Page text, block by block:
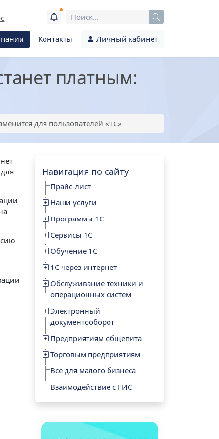
Контакты Личный кабинет
платным:
для пользователей «1С»
Навигация по сайту
Прайс-лист
Наши услуги
Программы 1С
Сервисы 1С
Обучение 1С
1С через интернет
Обслуживание техники и
операционных систем
Электронный
документооборот
Предприятиям общепита
Торговым предприятиям
Все для малого бизнеса
Взаимодействие с ГИС